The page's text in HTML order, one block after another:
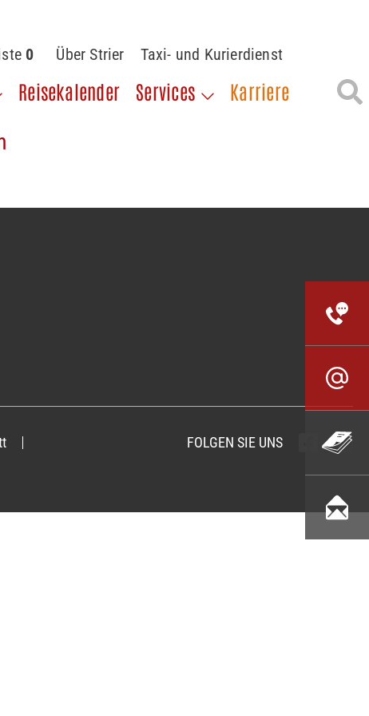
Reisekalender Services Karriere
Über Strier Taxi- und Kurierdienst
0
FOLGEN SIE UNS Folgen sie